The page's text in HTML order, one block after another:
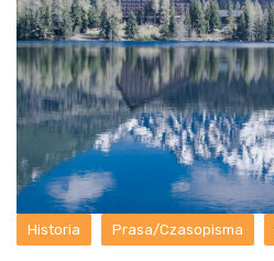
Historia Prasa/Czasopisma